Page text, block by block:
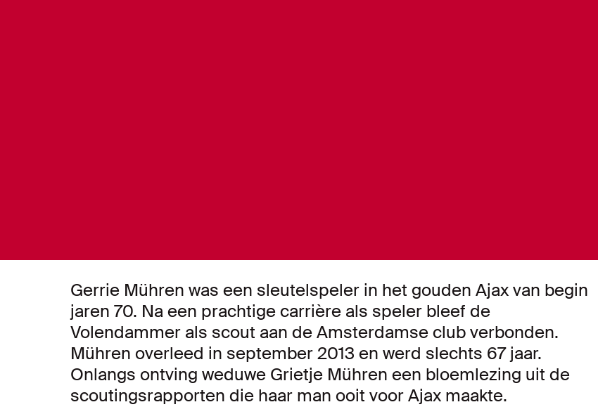
Gerrie Mühren was een sleutelspeler in het gouden Ajax van begin
jaren 70. Na een prachtige carrière als speler bleef de
Volendammer als scout aan de Amsterdamse club verbonden.
Mühren overleed in september 2013 en werd slechts 67 jaar.
Onlangs ontving weduwe Grietje Mühren een bloemlezing uit de
scoutingsrapporten die haar man ooit voor Ajax maakte.